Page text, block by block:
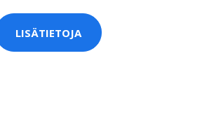
LISÄTIETOJA